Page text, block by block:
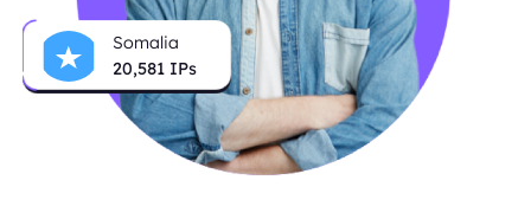
Somalia
20,581 IPs